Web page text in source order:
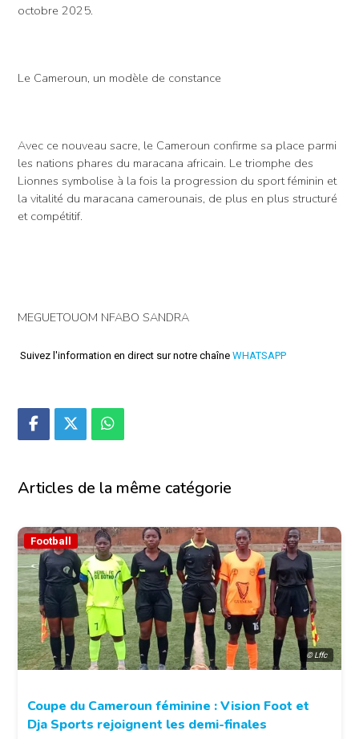
octobre 2025.
Le Cameroun, un modèle de constance
Avec ce nouveau sacre, le Cameroun confirme sa place parmi
les nations phares du maracana africain. Le triomphe des
Lionnes symbolise à la fois la progression du sport féminin et
la vitalité du maracana camerounais, de plus en plus structuré
et compétitif.
MEGUETOUOM NFABO SANDRA
Suivez l'information en direct sur notre chaîne WHATSAPP
Articles de la même catégorie
© Lffc
Football
Coupe du Cameroun féminine : Vision Foot et
Dja Sports rejoignent les demi-finales